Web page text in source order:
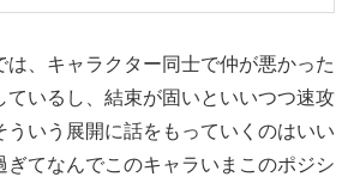
は、キャラクター同士で仲が悪かった
ているし、結束が固いといいつつ速攻
ういう展開に話をもっていくのはいい
ぎてなんでこのキャラいまこのポジシ